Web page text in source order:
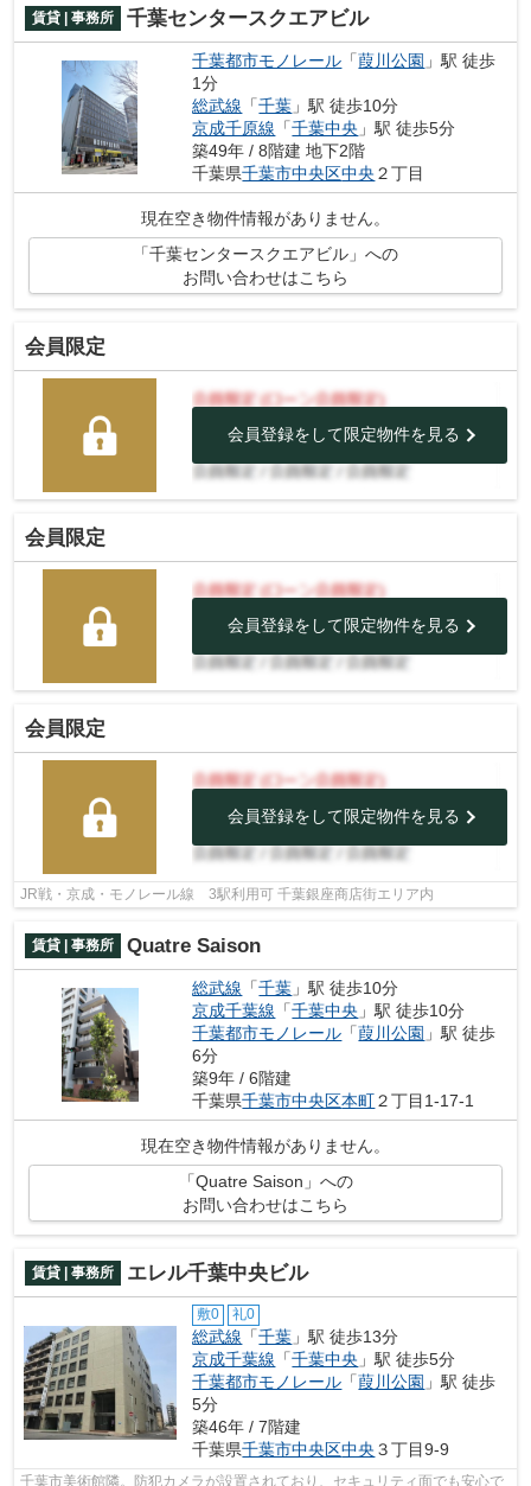
賃貸 | 事務所 千葉センタースクエアビル
千葉都市モノレール 「葭川公園 」駅 徒歩
1分
総武線 「千葉 」駅 徒歩10分
京成千原線 「千葉中央 」駅 徒歩5分
築49年 / 8階建 地下2階
千葉県千葉市中央区中央 ２丁目
現在空き物件情報がありません。
「千葉センタースクエアビル」への
お問い合わせはこちら
会員限定
会員登録をして限定物件を見る
会員限定
会員登録をして限定物件を見る
会員限定
会員登録をして限定物件を見る
JR戦・京成・モノレール線 3駅利用可 千葉銀座商店街エリア内
賃貸 | 事務所 Quatre Saison
総武線 「千葉 」駅 徒歩10分
京成千葉線 「千葉中央 」駅 徒歩10分
千葉都市モノレール 「葭川公園 」駅 徒歩
6分
築9年 / 6階建
千葉県千葉市中央区本町２丁目1-17-1
現在空き物件情報がありません。
「Quatre Saison」への
お問い合わせはこちら
賃貸 | 事務所 エレル千葉中央ビル
敷0 礼0
総武線 「千葉 」駅 徒歩13分
京成千葉線 「千葉中央 」駅 徒歩5分
千葉都市モノレール 「葭川公園 」駅 徒歩
5分
築46年 / 7階建
千葉県千葉市中央区中央 ３丁目9-9
千葉市美術館隣。防犯カメラが設置されており、セキュリティ面でも安心で